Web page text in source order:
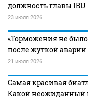
должность главы IBU
23 июля 2026
«Торможения не
после жуткой
21 июля 2026
Самая красивая
Какой неожиданный